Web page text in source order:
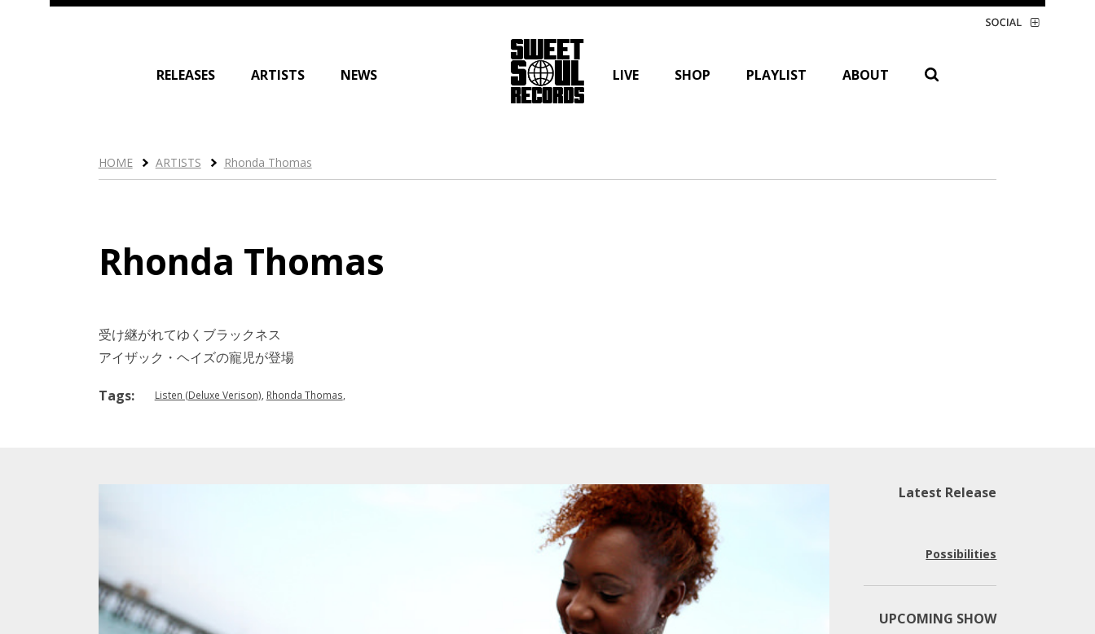
RELEASES ARTISTS NEWS LIVE SHOP PLAYLIST ABOUT
HOME
HOME ARTISTS Rhonda Thomas
Rhonda Thomas
受け継がれてゆくブラックネス
アイザック・ヘイズの寵児が登場
Tags: Listen (Deluxe Verison), Rhonda Thomas,
Latest Release
Possibilities
UPCOMING SHOW